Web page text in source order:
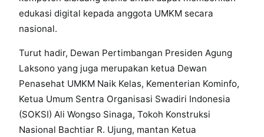
edukasi digital kepada anggota UMKM secara
nasional.
Turut hadir, Dewan Pertimbangan Presiden Agung
Laksono yang juga merupakan ketua Dewan
Penasehat UMKM Naik Kelas, Kementerian Kominfo,
Ketua Umum Sentra Organisasi Swadiri Indonesia
(SOKSI) Ali Wongso Sinaga, Tokoh Konstruksi
Nasional Bachtiar R. Ujung, mantan Ketua